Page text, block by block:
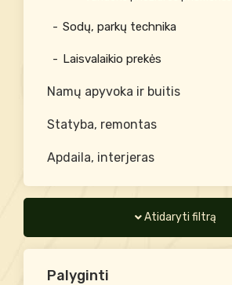
Sodų, parkų technika
Laisvalaikio prekės
Namų apyvoka ir buitis
Statyba, remontas
Apdaila, interjeras
Atidaryti filtrą
Palyginti